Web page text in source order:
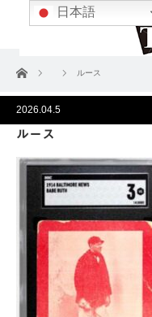
ホーム ルース
2026.04.5
ルース
日本語